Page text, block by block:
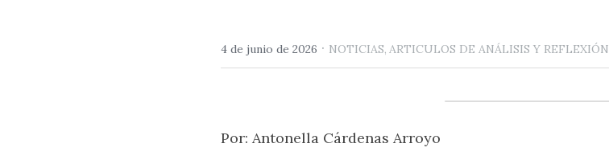
4 de junio de 2026 · NOTICIAS, ARTICULOS DE ANÁLISIS Y REFLEXIÓN
Por: Antonella Cárdenas Arroyo